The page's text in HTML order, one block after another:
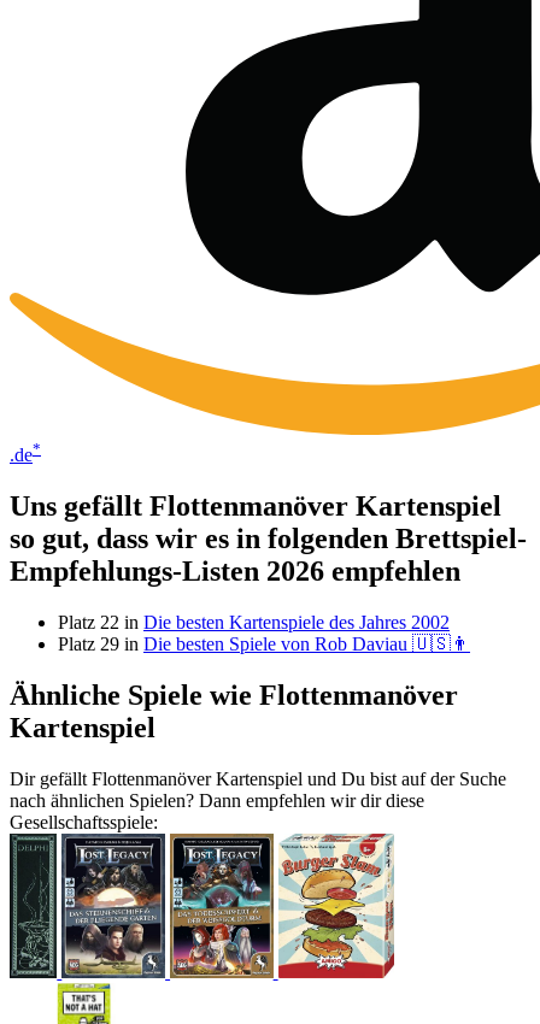
.de*
Uns gefällt Flottenmanöver Kartenspiel
so gut, dass wir es in folgenden Brettspiel-
Empfehlungs-Listen 2026 empfehlen
Platz 22 in Die besten Kartenspiele des Jahres 2002
Platz 29 in Die besten Spiele von Rob Daviau 🇺🇸👨
Ähnliche Spiele wie Flottenmanöver
Kartenspiel
Dir gefällt Flottenmanöver Kartenspiel und Du bist auf der Suche
nach ähnlichen Spielen? Dann empfehlen wir dir diese
Gesellschaftsspiele: